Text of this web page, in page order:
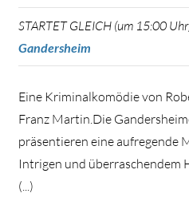
STARTET GLEICH (um 15:00
Gandersheim
Eine Kriminalkomödie von
Franz Martin.Die
präsentieren eine aufregende
Intrigen und überraschendem
(...)